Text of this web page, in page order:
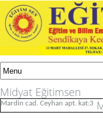
Midyat Eğitimsen
Mardin cad. Ceyhan apt. kat:3